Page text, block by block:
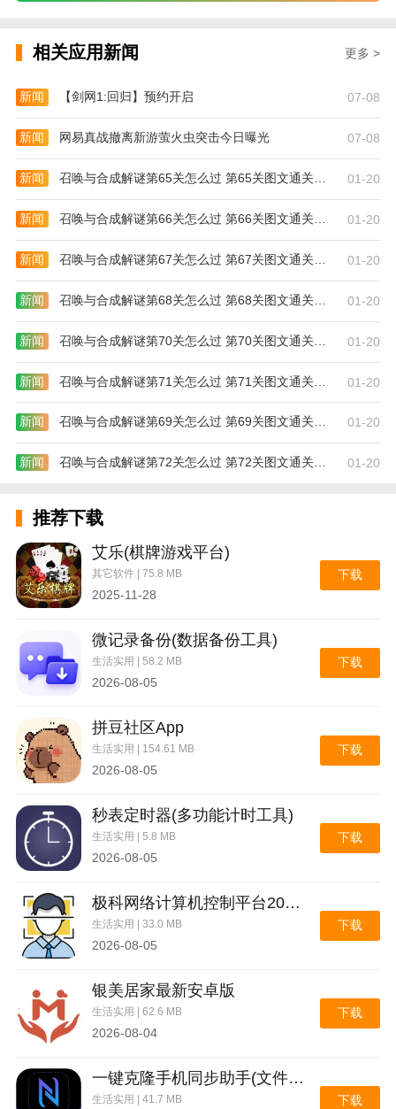
追书猫的应用特点:
1.它是免费提供的。所有平台新资源将在应用中免费提
供。
2.模拟设计，采用模拟阅读设计，让用户在线感受真实
的阅读体验。
3.福利资源也提供了大量的阅读福利资源，给予用户大
量的资源福利奖励。
4.纯粹的阅读，没有任何广告的侵扰，带来最纯粹的小
说阅读体验。
相关应用新闻 更多 >
新闻 【剑网1:回归】预约开启 07-08
新闻 网易真战撤离新游萤火虫突击今日曝光 07-08
新闻 召唤与合成解谜第65关怎么过 第65关图文通关攻略 01-20
新闻 召唤与合成解谜第66关怎么过 第66关图文通关攻略 01-20
新闻 召唤与合成解谜第67关怎么过 第67关图文通关攻略 01-20
新闻 召唤与合成解谜第68关怎么过 第68关图文通关攻略 01-20
新闻 召唤与合成解谜第70关怎么过 第70关图文通关攻略 01-20
新闻 召唤与合成解谜第71关怎么过 第71关图文通关攻略 01-20
新闻 召唤与合成解谜第69关怎么过 第69关图文通关攻略 01-20
新闻 召唤与合成解谜第72关怎么过 第72关图文通关攻略 01-20
推荐下载
艾乐(棋牌游戏平台)
其它软件 | 75.8 MB
2025-11-28
下载
微记录备份(数据备份工具)
生活实用 | 58.2 MB
2026-08-05
下载
拼豆社区App
生活实用 | 154.61 MB
2026-08-05
下载
秒表定时器(多功能计时工具)
生活实用 | 5.8 MB
2026-08-05
下载
极科网络计算机控制平台2026官方最新版本
生活实用 | 33.0 MB
2026-08-05
下载
银美居家最新安卓版
生活实用 | 62.6 MB
2026-08-04
下载
一键克隆手机同步助手(文件极速互传)
生活实用 | 41.7 MB 下载